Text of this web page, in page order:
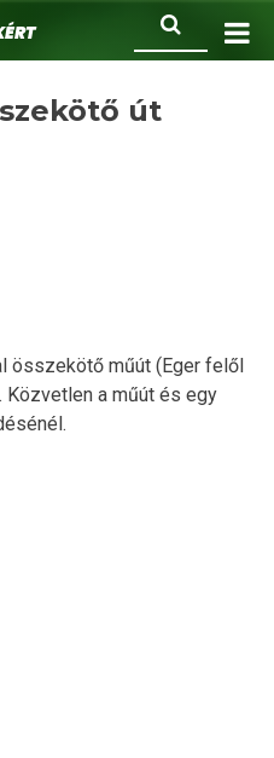
út
összekötő műút (Eger felől
Közvetlen a műút és egy